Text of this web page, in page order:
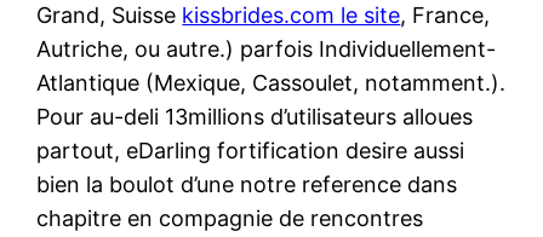
Grand, Suisse kissbrides.com le site, France,
Autriche, ou autre.) parfois Individuellement-
Atlantique (Mexique, Cassoulet, notamment.).
Pour au-deli 13millions d’utilisateurs alloues
partout, eDarling fortification desire aussi
bien la boulot d’une notre reference dans
chapitre en compagnie de rencontres